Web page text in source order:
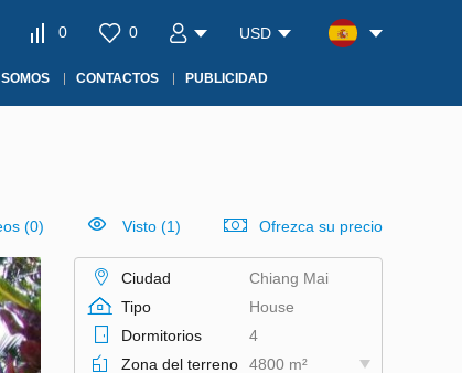
0 0 USD
CONTACTOS PUBLICIDAD
(0) Visto (1) Ofrezca su precio
Ciudad
Chiang Mai
Tipo
House
Dormitorios
4
Zona del terreno
4800 m²